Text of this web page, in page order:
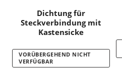
Dichtung für
Steckverbindung mit
Kastensicke
VORÜBERGEHEND NICHT
VERFÜGBAR